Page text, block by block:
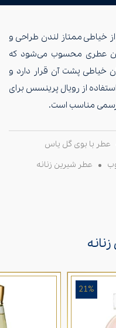
خیاطی ممتاز لندن طراحی و
عطری محسوب می‌شود که
خیاطی پشت آن قرار دارد و
از رویال پرینسس برای
مناسب است.
عطر با بوی گل یاس
عطر شیرین زنانه
21%